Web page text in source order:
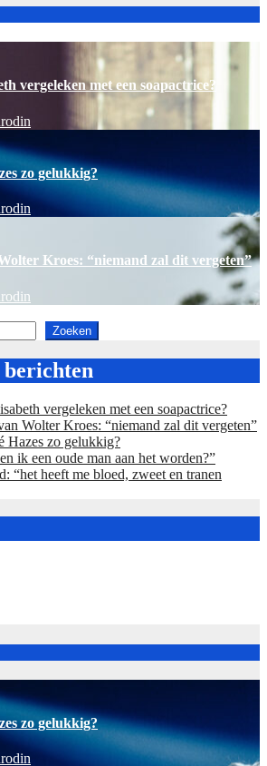
vergeleken met een soapactrice?
zo gelukkig?
Kroes: “niemand zal dit vergeten”
Zoeken
berichten
vergeleken met een soapactrice?
Wolter Kroes: “niemand zal dit vergeten”
Hazes zo gelukkig?
ik een oude man aan het worden?”
“het heeft me bloed, zweet en tranen
zo gelukkig?